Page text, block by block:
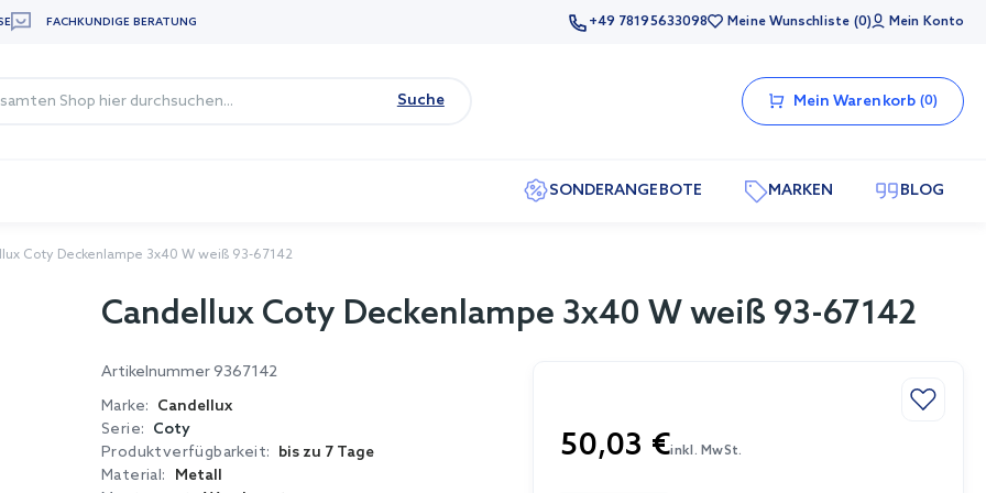
FACHKUNDIGE BERATUNG +49 78195633098 Meine Wunschliste 0 Mein Konto
Suche Mein Warenkorb 0
SONDERANGEBOTE MARKEN BLOG
Coty Deckenlampe 3x40 W weiß 93-67142
Candellux Coty Deckenlampe 3x40 W weiß 93-67142
Artikelnummer 9367142
Marke: Candellux
Serie: Coty
Produktverfügbarkeit: bis zu 7 Tage
Material:
Metall
50,03 €inkl. MwSt.